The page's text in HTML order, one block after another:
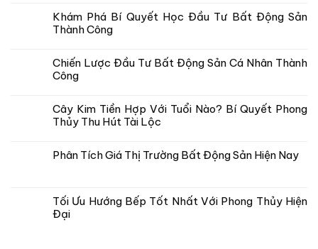
Khám Phá Bí Quyết Học Đầu Tư Bất Động Sản
Thành Công
Chiến Lược Đầu Tư Bất Động Sản Cá Nhân Thành
Công
Cây Kim Tiền Hợp Với Tuổi Nào? Bí Quyết Phong
Thủy Thu Hút Tài Lộc
Phân Tích Giá Thị Trường Bất Động Sản Hiện Nay
Tối Ưu Hướng Bếp Tốt Nhất Với Phong Thủy Hiện
Đại